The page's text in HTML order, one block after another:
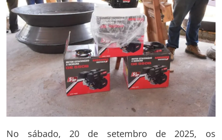
No sábado, 20 de setembro de 2025, os